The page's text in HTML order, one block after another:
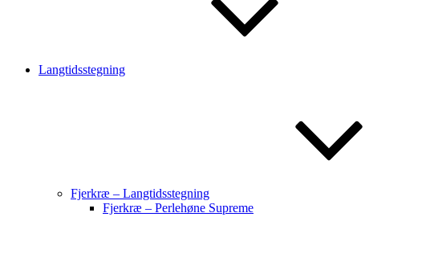
Langtidsstegning
Fjerkræ – Langtidsstegning
Fjerkræ – Perlehøne Supreme